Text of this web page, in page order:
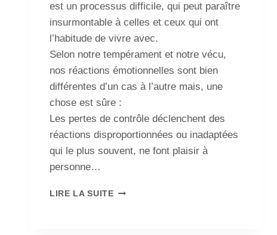
est un processus difficile, qui peut paraître
insurmontable à celles et ceux qui ont
l’habitude de vivre avec.
Selon notre tempérament et notre vécu,
nos réactions émotionnelles sont bien
différentes d’un cas à l’autre mais, une
chose est sûre :
Les pertes de contrôle déclenchent des
réactions disproportionnées ou inadaptées
qui le plus souvent, ne font plaisir à
personne…
LIRE LA SUITE